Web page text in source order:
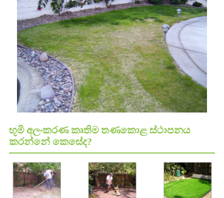
භූමි අලංකරණ කෘතිම තණකොළ ස්ථාපනය
කරන්නේ කෙසේද?